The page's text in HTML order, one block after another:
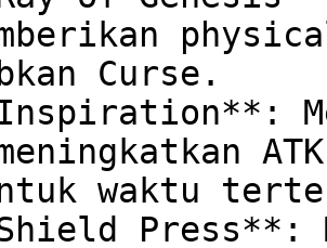
Curse.
waktu